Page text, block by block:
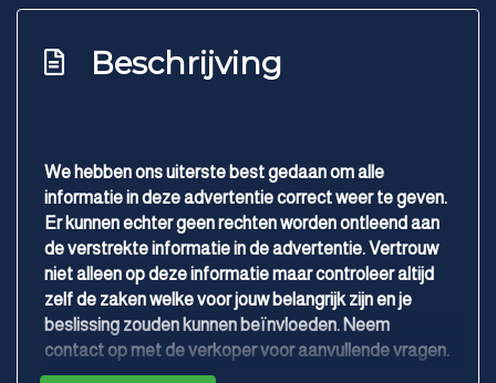
Beschrijving
We hebben ons uiterste best gedaan om alle
informatie in deze advertentie correct weer te geven.
Er kunnen echter geen rechten worden ontleend aan
de verstrekte informatie in de advertentie. Vertrouw
niet alleen op deze informatie maar controleer altijd
zelf de zaken welke voor jouw belangrijk zijn en je
beslissing zouden kunnen beïnvloeden. Neem
contact op met de verkoper voor aanvullende vragen.